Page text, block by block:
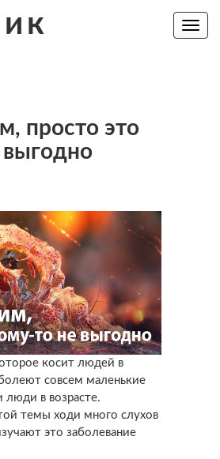
Toggle
просто это
косит людей в
совсем маленькие
в возрасте.
темы ходи много слухов
это заболевание